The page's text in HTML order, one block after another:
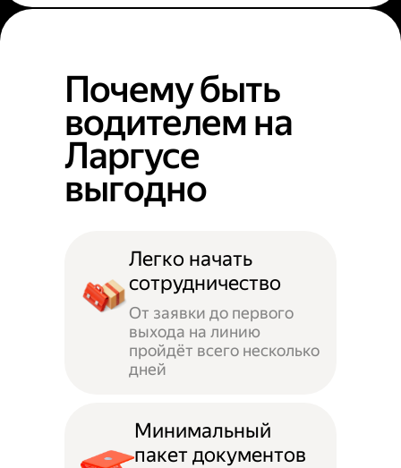
Почему быть
водителем на
Ларгусе
выгодно
Легко начать
сотрудничество
От заявки до первого
выхода на линию
пройдёт всего несколько
дней
Минимальный
пакет документов